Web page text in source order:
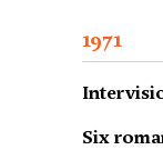
1971
Six